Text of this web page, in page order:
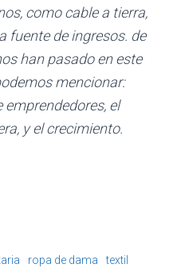
como cable a tierra,
fuente de ingresos. de
han pasado en este
mencionar:
el
y el crecimiento.
ropa de dama textil